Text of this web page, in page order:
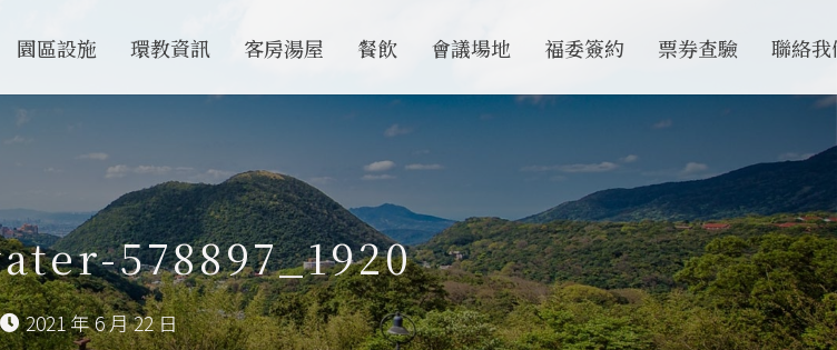
園區設施 環教資訊 客房湯屋 餐飲 會議場地 福委簽約 票券查驗 聯絡我
578897_1920
2021 年 6 月 22 日